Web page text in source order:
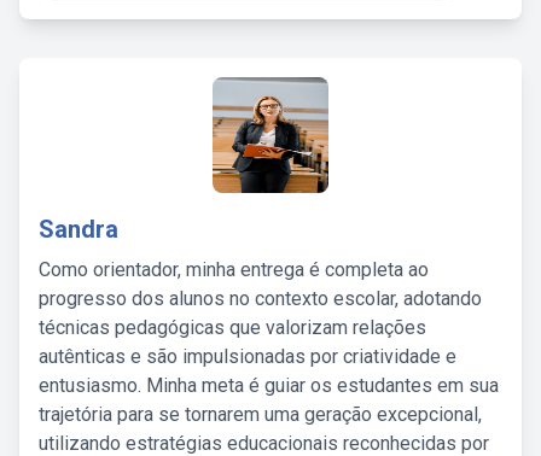
Sandra
Como orientador, minha entrega é completa ao
progresso dos alunos no contexto escolar, adotando
técnicas pedagógicas que valorizam relações
autênticas e são impulsionadas por criatividade e
entusiasmo. Minha meta é guiar os estudantes em sua
trajetória para se tornarem uma geração excepcional,
utilizando estratégias educacionais reconhecidas por